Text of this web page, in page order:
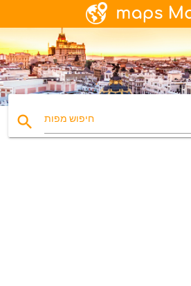
search חיפוש מפות